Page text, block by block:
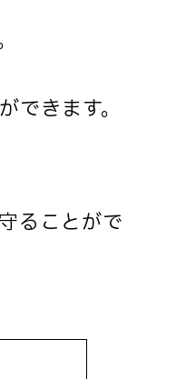
きます。
ることがで